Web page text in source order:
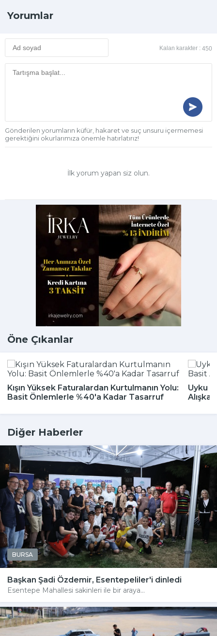
Yorumlar
Kalan karakter : 450
Gönderilen yorumların küfür, hakaret ve suç unsuru içermemesi
gerektiğini okurlarımıza önemle hatırlatırız!
İlk yorum yapan siz olun.
Öne Çıkanlar
Kışın Yüksek Faturalardan Kurtulmanın Yolu:
Basit Önlemlerle %40'a Kadar Tasarruf
Uyku
Diğer Haberler
BURSA
Başkan Şadi Özdemir, Esentepeliler'i dinledi
Esentepe Mahallesi sakinleri ile bir araya...